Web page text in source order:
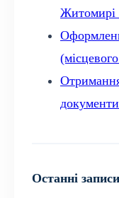
Останні записи